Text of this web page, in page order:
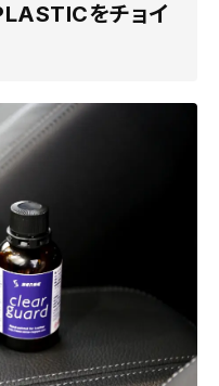
をチョイ